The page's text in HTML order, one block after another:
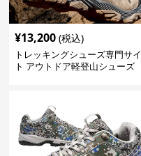
¥13,200 (税込)
トレッキングシューズ専門サイ
ト アウトドア軽登山シューズ